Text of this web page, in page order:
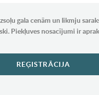
gala cenām un likmju
Piekļuves nosacījumi ir
REĢISTRĀCIJA